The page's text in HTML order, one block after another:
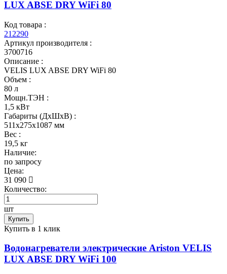
LUX ABSE DRY WiFi 80
Код товара :
212290
Артикул производителя :
3700716
Описание :
VELIS LUX ABSE DRY WiFi 80
Объем :
80 л
Мощн.ТЭН :
1,5 кВт
Габариты (ДхШхВ) :
511x275x1087 мм
Вес :
19,5 кг
Наличие:
по запросу
Цена:
31 090
Количество:
шт
Купить
Купить в 1 клик
Водонагреватели электрические Ariston VELIS
LUX ABSE DRY WiFi 100